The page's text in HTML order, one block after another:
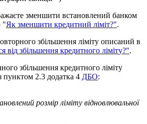
ажаєте зменшити встановлений банком
"Як зменшити кредитний ліміт?".
овторного збільшення ліміту описаний в
я від збільшення кредитного ліміту?".
ного збільшення кредитного ліміту
пунктом 2.3 додатка 4 ДБО:
ановлений розмір ліміту відновлювальної